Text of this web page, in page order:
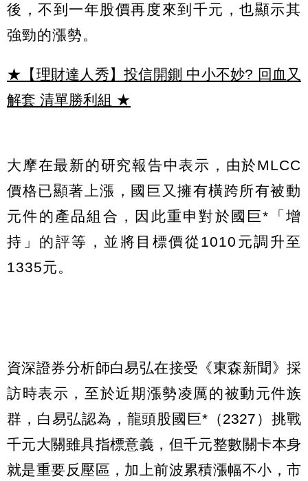
後，不到一年股價再度來到千元，也顯示其
強勁的漲勢。
★【理財達人秀】投信開鍘 中小不妙? 回血又
解套 清單勝利組 ★
大摩在最新的研究報告中表示，由於MLCC
價格已顯著上漲，國巨又擁有橫跨所有被動
元件的產品組合，因此重申對於國巨*「增
持」的評等，並將目標價從1010元調升至
1335元。
資深證券分析師白易弘在接受《東森新聞》採
訪時表示，至於近期漲勢凌厲的被動元件族
群，白易弘認為，龍頭股國巨*（2327）挑戰
千元大關雖具指標意義，但千元整數關卡本身
就是重要反壓區，加上前波累積漲幅不小，市